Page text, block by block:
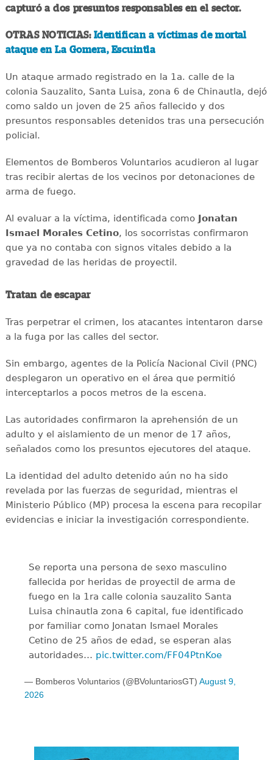
capturó a dos presuntos responsables en el sector.
OTRAS NOTICIAS:Identifican a víctimas de mortal
ataque en La Gomera, Escuintla
Un ataque armado registrado en la 1a. calle de la
colonia Sauzalito, Santa Luisa, zona 6 de Chinautla, dejó
como saldo un joven de 25 años fallecido y dos
presuntos responsables detenidos tras una persecución
policial.
Elementos de Bomberos Voluntarios acudieron al lugar
tras recibir alertas de los vecinos por detonaciones de
arma de fuego.
Al evaluar a la víctima, identificada como
Jonatan
Ismael Morales Cetino, los socorristas confirmaron
que ya no contaba con signos vitales debido a la
gravedad de las heridas de proyectil.
Tratan de escapar
Tras perpetrar el crimen, los atacantes intentaron darse
a la fuga por las calles del sector.
Sin embargo, agentes de la Policía Nacional Civil (PNC)
desplegaron un operativo en el área que permitió
interceptarlos a pocos metros de la escena.
Las autoridades confirmaron la aprehensión de un
adulto y el aislamiento de un menor de 17 años,
señalados como los presuntos ejecutores del ataque.
La identidad del adulto detenido aún no ha sido
revelada por las fuerzas de seguridad, mientras el
Ministerio Público (MP) procesa la escena para recopilar
evidencias e iniciar la investigación correspondiente.
Se reporta una persona de sexo masculino
fallecida por heridas de proyectil de arma de
fuego en la 1ra calle colonia sauzalito Santa
Luisa chinautla zona 6 capital, fue identificado
por familiar como Jonatan Ismael Morales
Cetino de 25 años de edad, se esperan alas
autoridades… pic.twitter.com/FF04PtnKoe
— Bomberos Voluntarios (@BVoluntariosGT) August 9,
2026